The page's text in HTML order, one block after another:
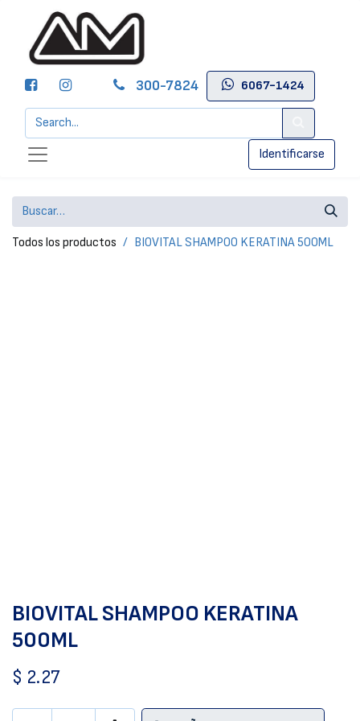
300-7824 6067-1424
Identificarse
Todos los productos BIOVITAL SHAMPOO KERATINA 500ML
BIOVITAL SHAMPOO KERATINA
500ML
$ 2.27